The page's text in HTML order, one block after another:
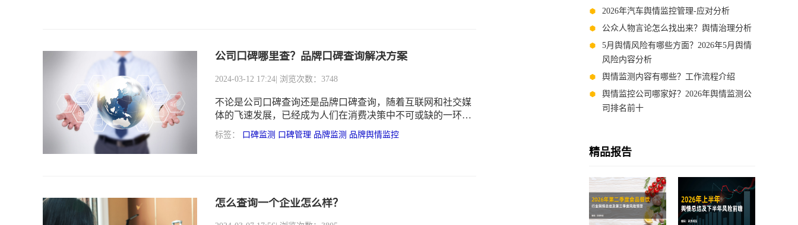
公司口碑哪里查？品牌口碑查询解决方案
2024-03-12 17:24 | 浏览次数：3748
不论是公司口碑查询还是品牌口碑查询，随着互联网和社交媒
体的飞速发展，已经成为人们在消费决策中不可或缺的一环。
对于企业而言，了解自身口碑，不仅有助于及时调整经营策
略，提升产品和服务质量，还能在激烈的市场竞争中赢得更多
标签： 口碑监测 口碑管理 品牌监测 品牌舆情监控
怎么查询一个企业怎么样？
2026年汽车舆情监控管理-应对分析
公众人物言论怎么找出来？舆情治理分析
5月舆情风险有哪些方面？2026年5月舆情
风险内容分析
舆情监测内容有哪些？工作流程介绍
舆情监控公司哪家好？2026年舆情监测公
司排名前十
精品报告